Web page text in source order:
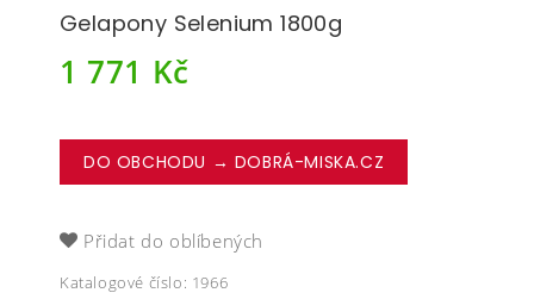
Gelapony Selenium 1800g
1 771 Kč
DO OBCHODU → DOBRÁ-MISKA.CZ
Přidat do oblíbených
Katalogové číslo: 1966